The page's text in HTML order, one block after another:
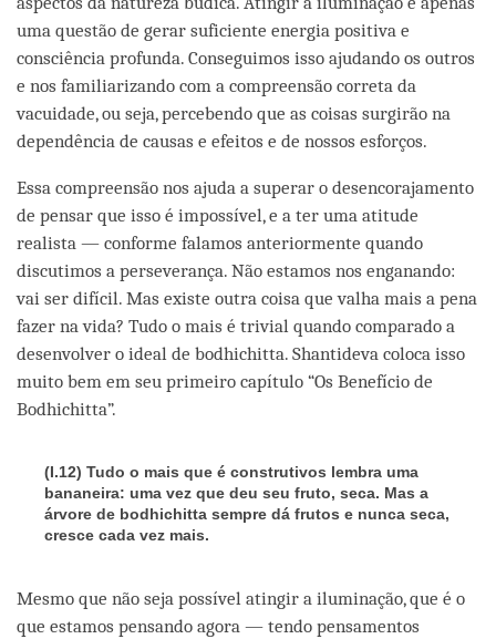
uma questão de gerar suficiente energia positiva e
consciência profunda. Conseguimos isso ajudando os outros
e nos familiarizando com a compreensão correta da
vacuidade, ou seja, percebendo que as coisas surgirão na
dependência de causas e efeitos e de nossos esforços.
Essa compreensão nos ajuda a superar o desencorajamento
de pensar que isso é impossível, e a ter uma atitude
realista — conforme falamos anteriormente quando
discutimos a perseverança. Não estamos nos enganando:
vai ser difícil. Mas existe outra coisa que valha mais a pena
fazer na vida? Tudo o mais é trivial quando comparado a
desenvolver o ideal de bodhichitta. Shantideva coloca isso
muito bem em seu primeiro capítulo “Os Benefício de
Bodhichitta”.
(I.12) Tudo o mais que é construtivos lembra uma
bananeira: uma vez que deu seu fruto, seca. Mas a
árvore de bodhichitta sempre dá frutos e nunca seca,
cresce cada vez mais.
Mesmo que não seja possível atingir a iluminação, que é o
que estamos pensando agora — tendo pensamentos